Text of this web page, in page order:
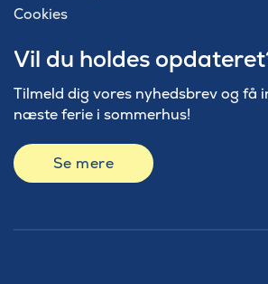
Cookies
Vil du holdes
Tilmeld dig vores nyhedsbrev og få
næste ferie i sommerhus!
Se mere